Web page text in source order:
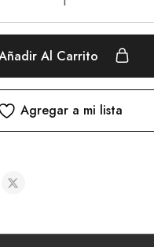
Al Carrito
Agregar a mi lista